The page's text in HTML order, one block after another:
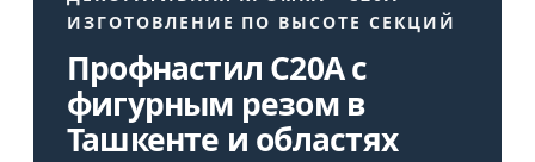
ИЗГОТОВЛЕНИЕ ПО ВЫСОТЕ СЕКЦИЙ
Профнастил С20A с
фигурным резом в
Ташкенте и областях